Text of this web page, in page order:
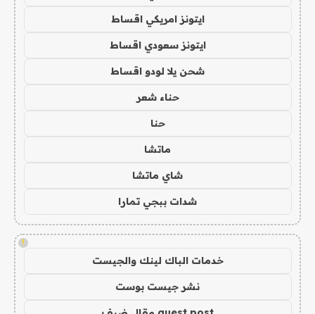
ايتونز امريكي اقساط
ايتونز سعودي اقساط
شحن يلا لودو اقساط
حناء شعر
حنا
ماتشا
شاي ماتشا
شدات ببجي تمارا
!
خدمات الباك لينك والجيست
نشر جيست بوست